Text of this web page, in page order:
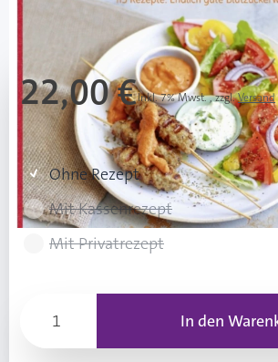
Mehr über das Produkt
22,00 €Inkl. 7% Mwst.,zzgl.Versand
Rezeptart wählen
Ohne Rezept
Mit Kassenrezept
Mit Privatrezept
In den